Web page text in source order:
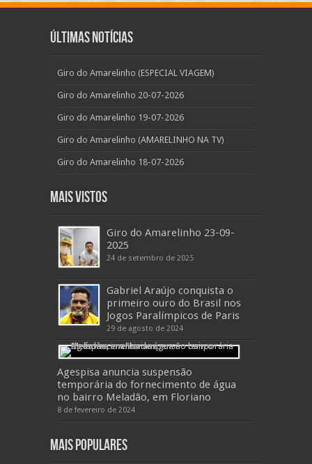
Últimas Notícias
Giro do Amarelinho (ESPECIAL VIAGEM)
Giro do Amarelinho 20-07-2026
Giro do Amarelinho 19-07-2026
Giro do Amarelinho (AMARELINHO NA TV)
Giro do Amarelinho 18-07-2026
Mais Vistos
Giro do Amarelinho 23-09-
2025
24 de setembro de 2025
Gabriel Araújo conquista o
primeiro ouro do Brasil nos
Jogos Paralímpicos de Paris
29 de agosto de 2024
Agespisa anuncia suspensão
temporária do fornecimento de água
no bairro Meladão, em Floriano
8 de fevereiro de 2024
Mais Populares